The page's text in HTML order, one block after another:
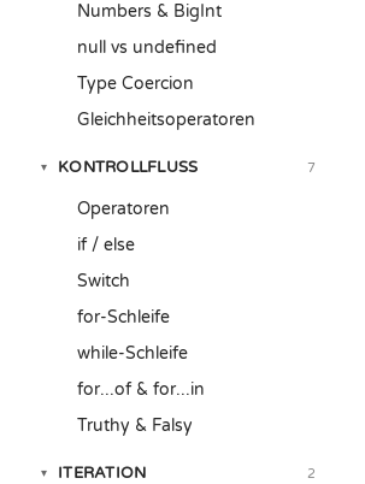
Numbers & BigInt
null vs undefined
Type Coercion
Gleichheitsoperatoren
▾ KONTROLLFLUSS 7
Operatoren
if / else
Switch
for-Schleife
while-Schleife
for...of & for...in
Truthy & Falsy
▾ ITERATION 2